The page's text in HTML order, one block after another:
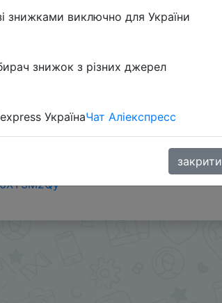
24WS20 или AENYA20
знижками виключно для України
знижок з різних джерел
УкраїнаЧат Аліекспресс
закрити